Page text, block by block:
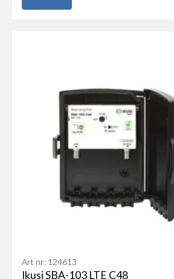
Art nr: 124613
Ikusi SBA-103 LTE C48